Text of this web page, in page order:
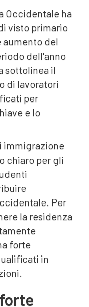
Occidentale ha
visto primario
del
dell'anno
sottolinea il
di lavoratori
per
e lo
immigrazione
chiaro per gli
Per
la residenza
forte
in